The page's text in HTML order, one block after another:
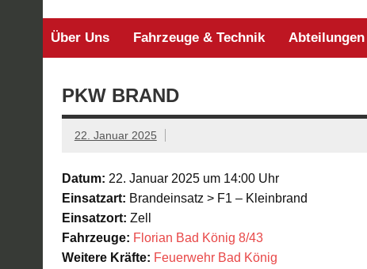
Über Uns Fahrzeuge & Technik Abteilungen
PKW BRAND
22. Januar 2025
Datum: 22. Januar 2025 um 14:00 Uhr
Einsatzart: Brandeinsatz > F1 – Kleinbrand
Einsatzort: Zell
Fahrzeuge: Florian Bad König 8/43
Weitere Kräfte: Feuerwehr Bad König